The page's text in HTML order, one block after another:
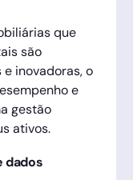
que
são
inovadoras, o
e
gestão
ativos.
dados